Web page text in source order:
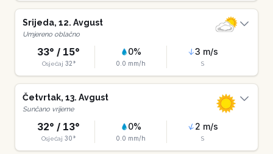
Srijeda, 12. Avgust
Umjereno oblačno
33° / 15°
Osjećaj 32°
0%
0.0 mm/h
3 m/s
S
Četvrtak, 13. Avgust
Sunčano vrijeme
32° / 13°
Osjećaj 30°
0%
0.0 mm/h
2 m/s
S